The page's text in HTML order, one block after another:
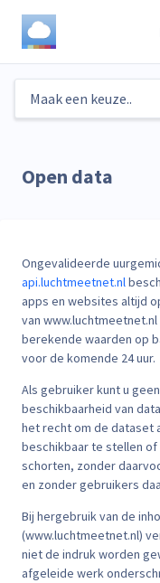
Open data
Ongevalideerde
api.luchtmeetnet.nl
apps en websites altijd
van
berekende waarden op
voor de komende 24 uur.
Als gebruiker kunt u
beschikbaarheid van
het recht om de dataset
beschikbaar te stellen
schorten, zonder
en zonder gebruikers
Bij hergebruik van de
(www.luchtmeetnet.nl)
niet de indruk worden
afgeleide werk